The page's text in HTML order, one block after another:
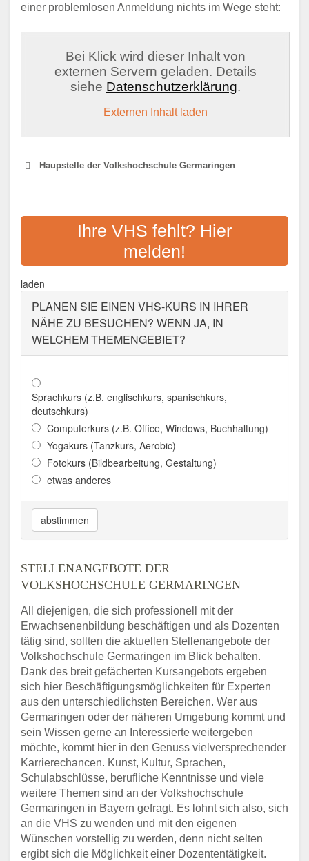
einer problemlosen Anmeldung nichts im Wege steht:
Bei Klick wird dieser Inhalt von
externen Servern geladen. Details
siehe Datenschutzerklärung.
Externen Inhalt laden
Haupstelle der Volkshochschule Germaringen
VOLKSHOCHSCHULE
BUCHLOE
Bahnhofstraße 60, 86807 Buchloe
Aktualisiert: August 2021
Ihre VHS fehlt? Hier
melden!
laden
PLANEN SIE EINEN VHS-KURS IN IHRER
NÄHE ZU BESUCHEN? WENN JA, IN
WELCHEM THEMENGEBIET?
Sprachkurs (z.B. englischkurs, spanischkurs,
deutschkurs)
Computerkurs (z.B. Office, Windows, Buchhaltung)
Yogakurs (Tanzkurs, Aerobic)
Fotokurs (Bildbearbeitung, Gestaltung)
etwas anderes
abstimmen
STELLENANGEBOTE DER
VOLKSHOCHSCHULE GERMARINGEN
All diejenigen, die sich professionell mit der
Erwachsenenbildung beschäftigen und als Dozenten
tätig sind, sollten die aktuellen Stellenangebote der
Volkshochschule Germaringen im Blick behalten.
Dank des breit gefächerten Kursangebots ergeben
sich hier Beschäftigungsmöglichkeiten für Experten
aus den unterschiedlichsten Bereichen. Wer aus
Germaringen oder der näheren Umgebung kommt und
sein Wissen gerne an Interessierte weitergeben
möchte, kommt hier in den Genuss vielversprechender
Karrierechancen. Kunst, Kultur, Sprachen,
Schulabschlüsse, berufliche Kenntnisse und viele
weitere Themen sind an der Volkshochschule
Germaringen in Bayern gefragt. Es lohnt sich also, sich
an die VHS zu wenden und mit den eigenen
Wünschen vorstellig zu werden, denn nicht selten
ergibt sich die Möglichkeit einer Dozententätigkeit.